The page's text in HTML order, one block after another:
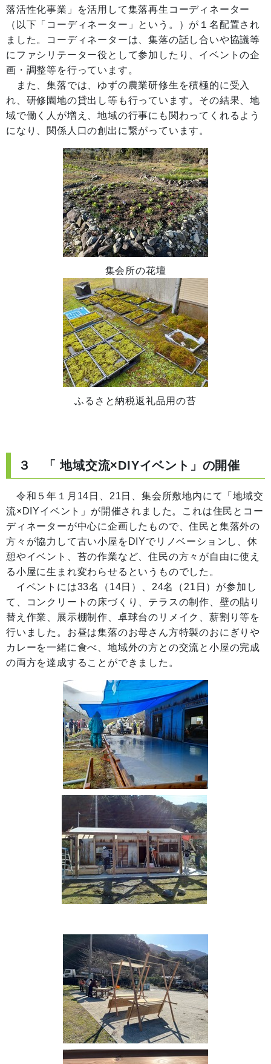
落活性化事業」を活用して集落再生コーディネーター
（以下「コーディネーター」という。）が１名配置され
ました。コーディネーターは、集落の話し合いや協議等
にファシリテーター役として参加したり、イベントの企
画・調整等を行っています。
また、集落では、ゆずの農業研修生を積極的に受入
れ、研修園地の貸出し等も行っています。その結果、地
域で働く人が増え、地域の行事にも関わってくれるよう
になり、関係人口の創出に繋がっています。
集会所の花壇
ふるさと納税返礼品用の苔
３ 「 地域交流×DIYイベント」の開催
令和５年１月14日、21日、集会所敷地内にて「地域交
流×DIYイベント」が開催されました。これは住民とコー
ディネーターが中心に企画したもので、住民と集落外の
方々が協力して古い小屋をDIYでリノベーションし、休
憩やイベント、苔の作業など、住民の方々が自由に使え
る小屋に生まれ変わらせるというものでした。
イベントには33名（14日）、24名（21日）が参加し
て、コンクリートの床づくり、テラスの制作、壁の貼り
替え作業、展示棚制作、卓球台のリメイク、薪割り等を
行いました。お昼は集落のお母さん方特製のおにぎりや
カレーを一緒に食べ、地域外の方との交流と小屋の完成
の両方を達成することができました。